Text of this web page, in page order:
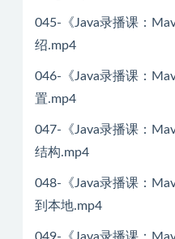
045-《Java录播课：
绍.mp4
046-《Java录播课：
置.mp4
047-《Java录播课：
结构.mp4
048-《Java录播课：
到本地.mp4